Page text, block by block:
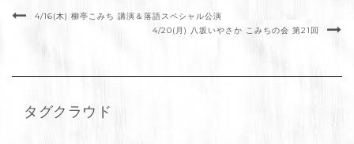
4/16(木) 柳亭こみち 講演＆落語スペシャル公演
4/20(月) 八坂いやさか こみちの会 第21回
タグクラウド